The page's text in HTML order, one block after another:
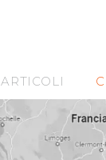
ARTICOLI